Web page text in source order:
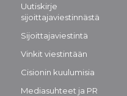
Uutiskirje
sijoittajaviestinnästä
Sijoittajaviestintä
Vinkit viestintään
Cisionin kuulumisia
Mediasuhteet ja PR